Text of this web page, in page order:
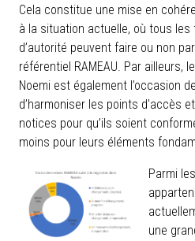
Cela constitue une mise en
à la situation actuelle, où tous
d’autorité peuvent faire ou non
référentiel RAMEAU. Par ailleurs,
Noemi est également l’occasion
d’harmoniser les points d'accès
notices pour qu’ils soient
moins pour leurs éléments
Parmi
une